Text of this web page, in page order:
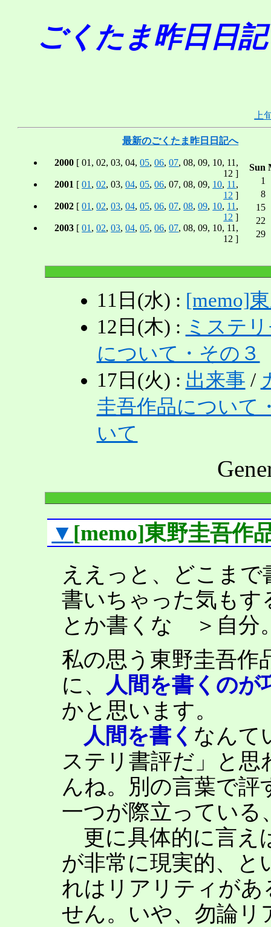
ごくたま昨日日
上
最新のごくたま昨日日記へ
2000 [ 01, 02, 03, 04,05,06,07, 08, 09, 10, 11,
12 ]
2001 [01 ,02, 03,04,05,06, 07, 08, 09, 10, 11 ,
12 ]
2002 [01 ,02,03,04,05,06,07,08,09, 10, 11 ,
12 ]
2003 [01 ,02,03,04,05,06,07, 08, 09, 10, 11,
12 ]
Sun
1
8
15
22
29
11日(水) : [memo]
12日(木) : ミステ
について・その３
17日(火) : 出来事 /
圭吾作品について
いて
▼ [memo]東野圭吾作
ええっと、どこま
書いちゃった気もす
とか書くな ＞自分
私の思う東野圭吾作
に、
人間を書くのが
かと思います。
人間を書く なんて
ステリ書評だ」と
んね。別の言葉で
一つが際立ってい
更に具体的に言え
が非常に現実的、と
れはリアリティが
せん。いや、勿論リ